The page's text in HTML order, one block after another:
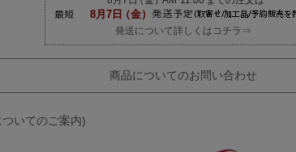
発送について詳しくはコチラ⇒
商品についてのお問い合わせ
いてのご案内)